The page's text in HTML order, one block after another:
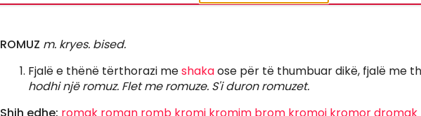
ROMUZ m. kryes. bised.
Fjalë e thënë tërthorazi meshakaose për të thumbuar dikë, fjalë me
hodhi një romuz. Flet me romuze. S'i duron romuzet.
Shih edhe: romak roman romb kromi kromim brom kromoj kromordromak